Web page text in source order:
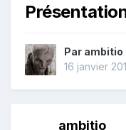
Par ambitio
16 janvier
ambitio